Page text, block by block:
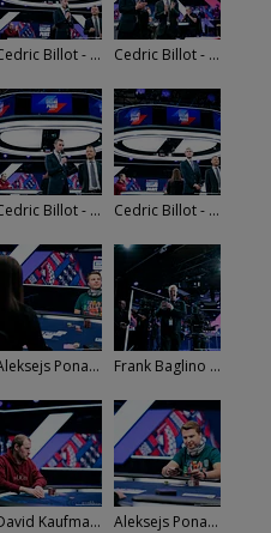
Cedric Billot - Toby Stone Cedric Billot - Toby Stone
Cedric Billot - Toby Stone Cedric Billot - Toby Stone
Aleksejs Ponakovs Frank Baglino - TV Crew
David Kaufmann Aleksejs Ponakovs